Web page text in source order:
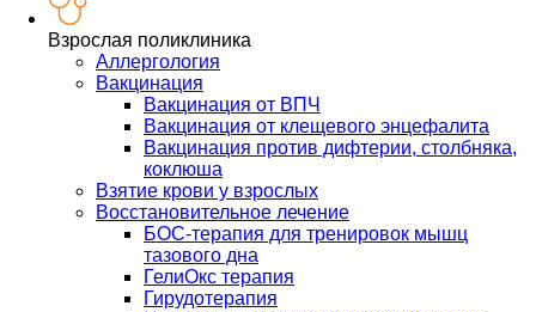
Взрослая поликлиника
Аллергология
Вакцинация
Вакцинация от ВПЧ
Вакцинация от клещевого энцефалита
Вакцинация против дифтерии, столбняка,
коклюша
Взятие крови у взрослых
Восстановительное лечение
БОС-терапия для тренировок мышц
тазового дна
ГелиОкс терапия
Гирудотерапия